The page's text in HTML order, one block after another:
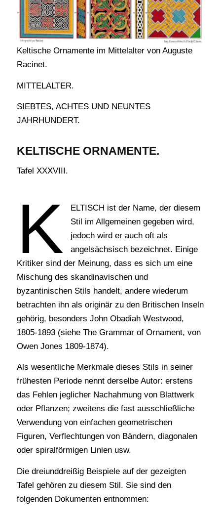
Keltische Ornamente im Mittelalter von Auguste
Racinet.
MITTELALTER.
SIEBTES, ACHTES UND NEUNTES
JAHRHUNDERT.
KELTISCHE ORNAMENTE.
Tafel XXXVIII.
K
ELTISCH ist der Name, der diesem
Stil im Allgemeinen gegeben wird,
jedoch wird er auch oft als
angelsächsisch bezeichnet. Einige
Kritiker sind der Meinung, dass es sich um eine
Mischung des skandinavischen und
byzantinischen Stils handelt, andere wiederum
betrachten ihn als originär zu den Britischen Inseln
gehörig, besonders John Obadiah Westwood,
1805-1893 (siehe The Grammar of Ornament, von
Owen Jones 1809-1874).
Als wesentliche Merkmale dieses Stils in seiner
frühesten Periode nennt derselbe Autor: erstens
das Fehlen jeglicher Nachahmung von Blattwerk
oder Pflanzen; zweitens die fast ausschließliche
Verwendung von einfachen geometrischen
Figuren, Verflechtungen von Bändern, diagonalen
oder spiralförmigen Linien usw.
Die dreiunddreißig Beispiele auf der gezeigten
Tafel gehören zu diesem Stil. Sie sind den
folgenden Dokumenten entnommen: